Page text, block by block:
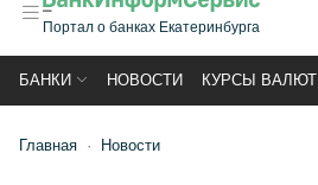
Портал о банках Екатеринбурга
БАНКИ НОВОСТИ КУРСЫ ВАЛЮТ
Главная Новости